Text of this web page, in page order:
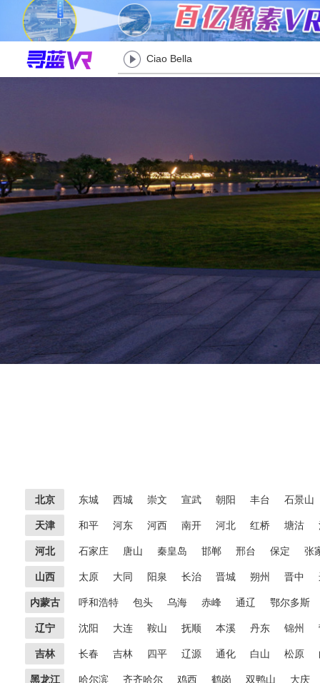
Ciao Bella
北京 东城 西城 崇文 宣武 朝阳 丰台 石景山
天津 和平 河东 河西 南开 河北 红桥 塘沽
河北 石家庄 唐山 秦皇岛 邯郸 邢台 保定 张
山西 太原 大同 阳泉 长治 晋城 朔州 晋中
内蒙古 呼和浩特 包头 乌海 赤峰 通辽 鄂尔多斯
辽宁 沈阳 大连 鞍山 抚顺 本溪 丹东 锦州
吉林 长春 吉林 四平 辽源 通化 白山 松原
黑龙江 哈尔滨 齐齐哈尔 鸡西 鹤岗 双鸭山 大庆